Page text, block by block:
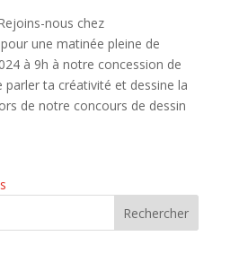
nous chez
une matinée pleine de
à 9h à notre concession de
parler ta créativité et dessine la
de notre concours de dessin